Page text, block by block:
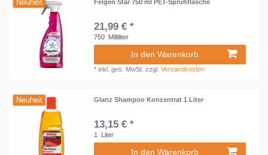
Neuheit Felgen Star 750 ml PET-Sprühflasche
21,99 € *
750 Milliliter
In den Warenkorb
*inkl. ges. MwSt. zzgl.Versandkosten
Neuheit Glanz Shampoo Konzentrat 1 Liter
13,15 € *
1 Liter
In den Warenkorb